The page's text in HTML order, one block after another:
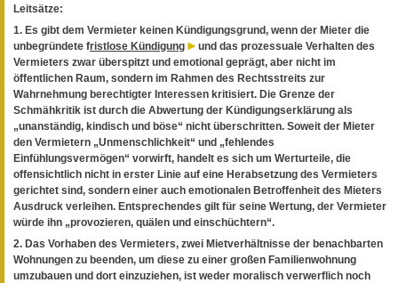
Leitsätze:
1. Es gibt dem Vermieter keinen Kündigungsgrund, wenn der Mieter die
unbegründete fristlose Kündigung
und das prozessuale Verhalten des
Vermieters zwar überspitzt und emotional geprägt, aber nicht im
öffentlichen Raum, sondern im Rahmen des Rechtsstreits zur
Wahrnehmung berechtigter Interessen kritisiert. Die Grenze der
Schmähkritik ist durch die Abwertung der Kündigungserklärung als
„unanständig, kindisch und böse“ nicht überschritten. Soweit der Mieter
den Vermietern „Unmenschlichkeit“ und „fehlendes
Einfühlungsvermögen“ vorwirft, handelt es sich um Werturteile, die
offensichtlich nicht in erster Linie auf eine Herabsetzung des Vermieters
gerichtet sind, sondern einer auch emotionalen Betroffenheit des Mieters
Ausdruck verleihen. Entsprechendes gilt für seine Wertung, der Vermieter
würde ihn „provozieren, quälen und einschüchtern“.
2. Das Vorhaben des Vermieters, zwei Mietverhältnisse der benachbarten
Wohnungen zu beenden, um diese zu einer großen Familienwohnung
umzubauen und dort einzuziehen, ist weder moralisch verwerflich noch